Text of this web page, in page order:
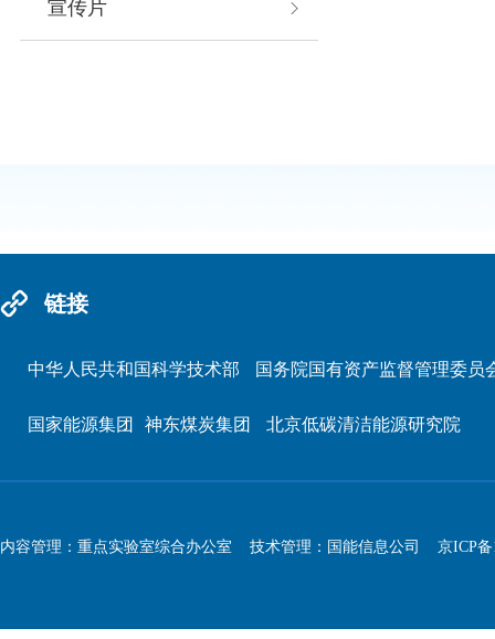
宣传片
链接
中华人民共和国科学技术部 国务院国有资产监督管理委员
国家能源集团 神东煤炭集团 北京低碳清洁能源研究院
内容管理：重点实验室综合办公室 技术管理：国能信息公司 京ICP备